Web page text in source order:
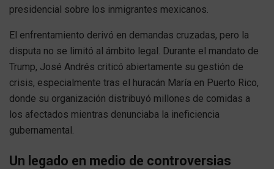
presidencial sobre los inmigrantes mexicanos.
El enfrentamiento derivó en demandas cruzadas, pero la
disputa no se limitó al ámbito legal. Durante el mandato de
Trump, José Andrés criticó abiertamente su gestión de
crisis, especialmente tras el huracán María en Puerto Rico,
donde su organización distribuyó millones de comidas a
los afectados mientras denunciaba la ineficiencia
gubernamental.
Un legado en medio de controversias